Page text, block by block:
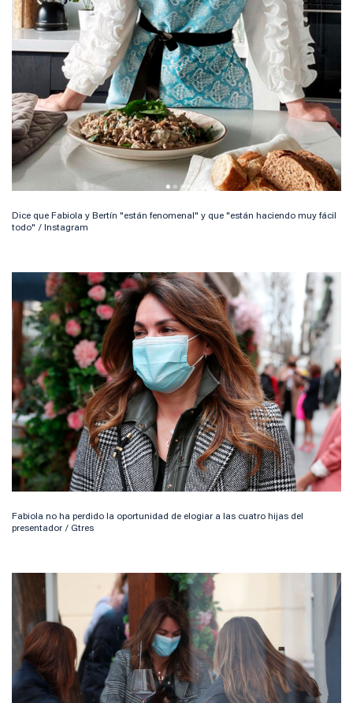
Dice que Fabiola y Bertín "están fenomenal" y que "están haciendo muy fácil
todo" / Instagram
Fabiola no ha perdido la oportunidad de elogiar a las cuatro hijas del
presentador / Gtres